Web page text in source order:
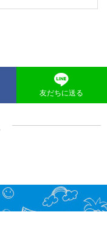
友だちに送る